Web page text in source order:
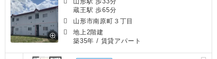
蔵王駅 歩65分
山形市南原町３丁目
地上2階建
築35年 / 賃貸アパート